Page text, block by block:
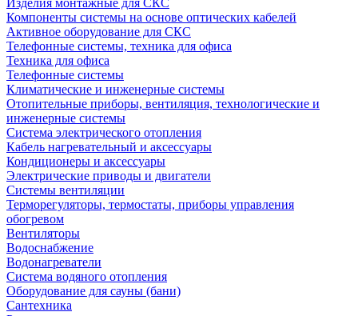
Изделия монтажные для СКС
Компоненты системы на основе оптических кабелей
Активное оборудование для СКС
Телефонные системы, техника для офиса
Техника для офиса
Телефонные системы
Климатические и инженерные системы
Отопительные приборы, вентиляция, технологические и
инженерные системы
Система электрического отопления
Кабель нагревательный и аксессуары
Кондиционеры и аксессуары
Электрические приводы и двигатели
Системы вентиляции
Терморегуляторы, термостаты, приборы управления
обогревом
Вентиляторы
Водоснабжение
Водонагреватели
Система водяного отопления
Оборудование для сауны (бани)
Сантехника